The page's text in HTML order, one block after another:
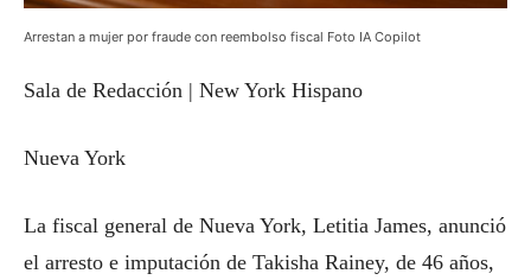
Arrestan a mujer por fraude con reembolso fiscal Foto IA Copilot
Sala de Redacción | New York Hispano
Nueva York
La fiscal general de Nueva York, Letitia James, anunció
el arresto e imputación de Takisha Rainey, de 46 años,